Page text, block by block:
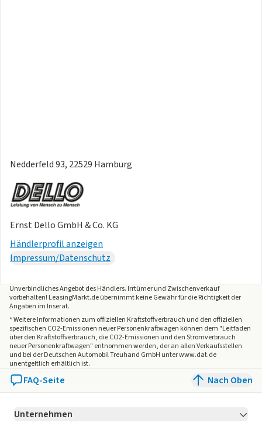
Nedderfeld 93, 22529 Hamburg
Ernst Dello GmbH & Co. KG
Händlerprofil anzeigen
Impressum/Datenschutz
Unverbindliches Angebot desHändlers. Irrtümer und Zwischenverkauf
vorbehalten! LeasingMarkt.de übernimmt keine Gewähr für die Richtigkeit der
Angaben im Inserat.
* Weitere Informationen zum offiziellen Kraftstoffverbrauch und den offiziellen
spezifischen CO2-Emissionen neuer Personenkraftwagen können dem "Leitfaden
über den Kraftstoffverbrauch, die CO2-Emissionen und den Stromverbrauch
neuer Personenkraftwagen" entnommen werden, der an allen Verkaufsstellen
und bei der Deutschen Automobil Treuhand GmbH unter www.dat.de
unentgeltlich erhältlich ist.
FAQ-Seite Nach Oben
Unternehmen